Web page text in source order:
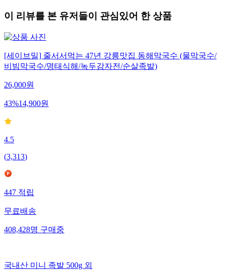
이 리뷰를 본 유저들이 관심있어 한 상품
[세이브밀] 줄서서먹는 47년 강릉맛집 동해막국수 (물막국수/
비빔막국수/명태식해/녹두감자전/순살족발)
26,000원
43%14,900원
4.5
(3,313)
447 적립
무료배송
408,428명 구매중
국내산 미니 족발 500g 외